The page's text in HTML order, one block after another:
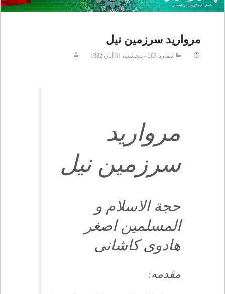
مرواريد سرزمين نيل‏
شماره 263 - پنجشنبه 01 آبان 1382
مرواريد
سرزمين نيل‏
حجة الاسلام و
المسلمين اصغر
هادوى كاشانى‏
مقدمه: